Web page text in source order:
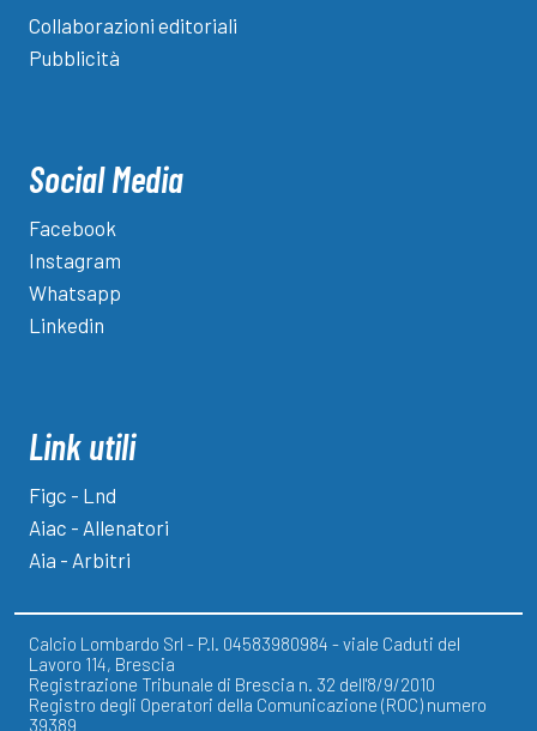
Collaborazioni editoriali
Pubblicità
Social Media
Facebook
Instagram
Whatsapp
Linkedin
Link utili
Figc - Lnd
Aiac - Allenatori
Aia - Arbitri
Calcio Lombardo Srl - P.I. 04583980984 - viale Caduti del
Lavoro 114, Brescia
Registrazione Tribunale di Brescia n. 32 dell'8/9/2010
Registro degli Operatori della Comunicazione (ROC) numero
39389